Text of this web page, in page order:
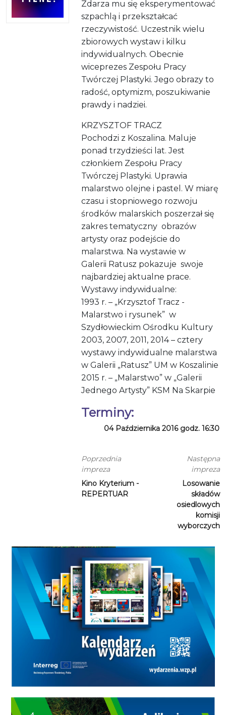
Zdarza mu się eksperymentować
szpachlą i przekształcać
rzeczywistość. Uczestnik wielu
zbiorowych wystaw i kilku
indywidualnych. Obecnie
wiceprezes Zespołu Pracy
Twórczej Plastyki. Jego obrazy to
radość, optymizm, poszukiwanie
prawdy i nadziei.
KRZYSZTOF TRACZ
Pochodzi z Koszalina. Maluje
ponad trzydzieści lat. Jest
członkiem Zespołu Pracy
Twórczej Plastyki. Uprawia
malarstwo olejne i pastel. W miarę
czasu i stopniowego rozwoju
środków malarskich poszerzał się
zakres tematyczny obrazów
artysty oraz podejście do
malarstwa. Na wystawie w
Galerii Ratusz pokazuje swoje
najbardziej aktualne prace.
Wystawy indywidualne:
1993 r. – „Krzysztof Tracz -
Malarstwo i rysunek” w
Szydłowieckim Ośrodku Kultury
2003, 2007, 2011, 2014 – cztery
wystawy indywidualne malarstwa
w Galerii „Ratusz” UM w Koszalinie
2015 r. – „Malarstwo” w „Galerii
Jednego Artysty” KSM Na Skarpie
Terminy:
04 Października 2016 godz. 16:30
Poprzednia
impreza
Kino Kryterium -
REPERTUAR
Następna
impreza
Losowanie
składów
osiedlowych
komisji
wyborczych